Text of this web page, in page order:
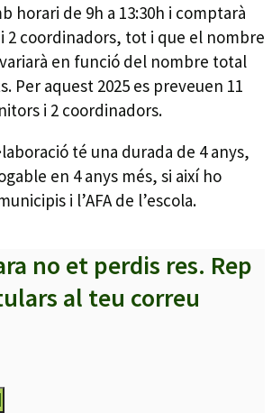
horari de 9h a 13:30h i comptarà
2 coordinadors, tot i que el nombre
en funció del nombre total
Per aquest 2025 es preveuen 11
i 2 coordinadors.
té una durada de 4 anys,
en 4 anys més, si així ho
i l’AFA de l’escola.
no et perdis res. Rep
al teu correu